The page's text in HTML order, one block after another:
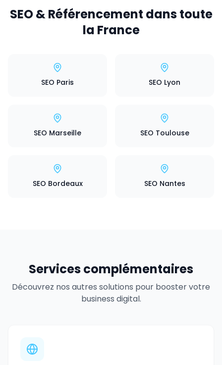
SEO & Référencement dans toute
la France
SEO Paris SEO Lyon
SEO Marseille SEO Toulouse
SEO Bordeaux SEO Nantes
Services complémentaires
Découvrez nos autres solutions pour booster votre
business digital.